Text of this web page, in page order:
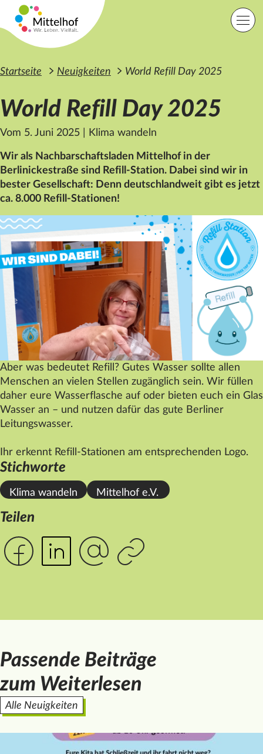
Zum Hauptinhalt der Seite springen
Lage Kontakt
Startseite
Angebote
Orte
Über uns
Karriere
Spenden
Datenschutz
Impressum
Kontakt
Startseite Neuigkeiten World Refill Day 2025
World Refill Day 2025
Vom 5. Juni 2025 Klima wandeln
Wir als Nachbarschaftsladen Mittelhof in der
Berlinickestraße sind Refill-Station. Dabei sind wir in
bester Gesellschaft: Denn deutschlandweit gibt es jetzt
ca. 8.000 Refill-Stationen!
Aber was bedeutet Refill? Gutes Wasser sollte allen
Menschen an vielen Stellen zugänglich sein. Wir füllen
daher eure Wasserflasche auf oder bieten euch ein Glas
Wasser an – und nutzen dafür das gute Berliner
Leitungswasser.
Ihr erkennt Refill-Stationen am entsprechenden Logo.
Stichworte
Klima wandeln Mittelhof e.V.
Teilen
Passende Beiträge
zum Weiterlesen
Alle Neuigkeiten